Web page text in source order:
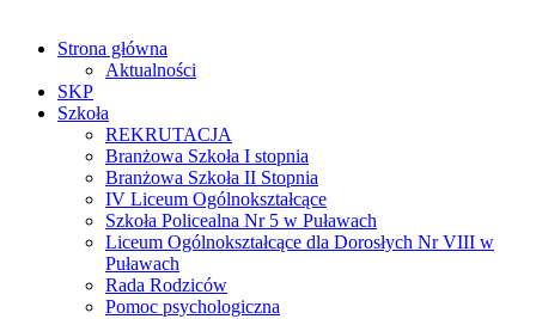
Strona główna
Aktualności
SKP
Szkoła
REKRUTACJA
Branżowa Szkoła I stopnia
Branżowa Szkoła II Stopnia
IV Liceum Ogólnokształcące
Szkoła Policealna Nr 5 w Puławach
Liceum Ogólnokształcące dla Dorosłych Nr VIII w
Puławach
Rada Rodziców
Pomoc psychologiczna